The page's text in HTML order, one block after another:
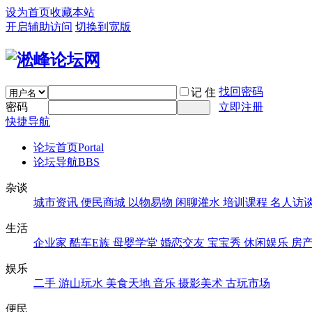
设为首页收藏本站
开启辅助访问 切换到宽版
记 住 找回密码
密码
立即注册
快捷导航
论坛首页Portal
论坛导航BBS
杂谈
城市资讯 便民商城 以物易物 闲聊灌水 培训课程 名人访
生活
企业家 酷车E族 母婴学堂 婚恋交友 宝宝秀 休闲娱乐 房
娱乐
二手 游山玩水 美食天地 音乐 摄影美术 古玩市场
便民